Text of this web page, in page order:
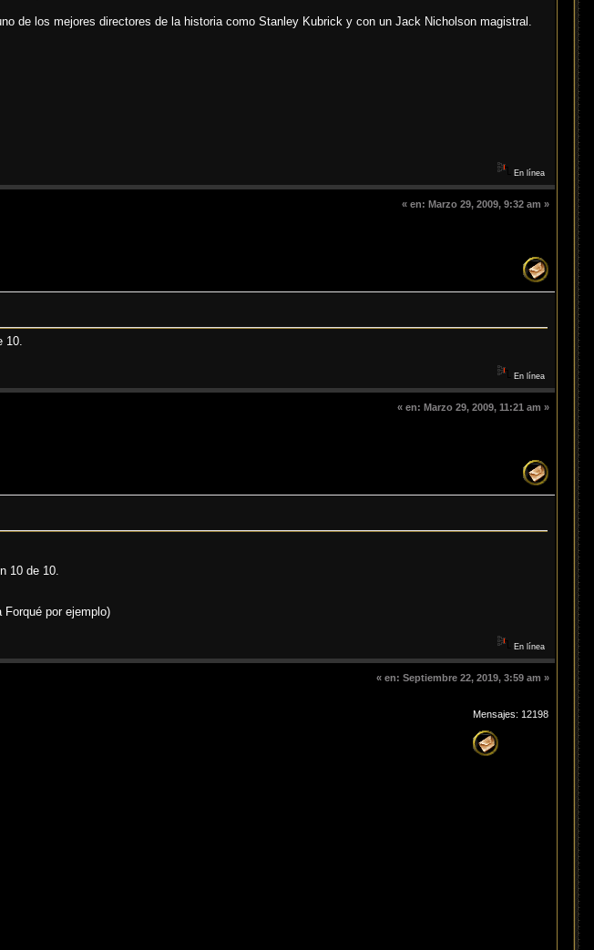
de los mejores directores de la historia como Stanley Kubrick y con un Jack Nicholson magistral.
En línea
« en: Marzo 29, 2009, 9:32 am »
10.
En línea
« en: Marzo 29, 2009, 11:21 am »
10 de 10.
por ejemplo)
En línea
« en: Septiembre 22, 2019, 3:59 am »
Mensajes: 12198